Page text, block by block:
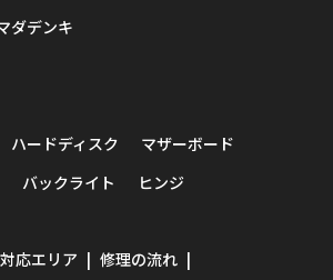
ダデンキ
ハードディスク
マザーボード
バックライト ヒンジ
対応エリア 修理の流れ